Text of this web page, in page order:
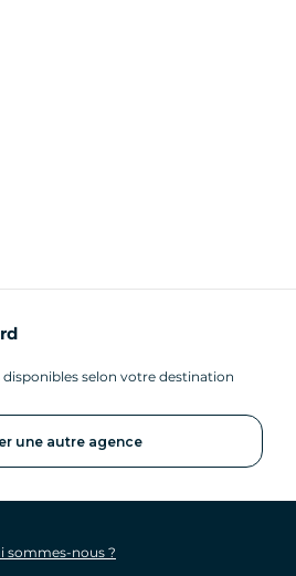
disponibles selon votre destination
une autre agence
sommes-nous ?